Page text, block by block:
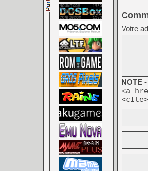
Votre
NOTE
<a